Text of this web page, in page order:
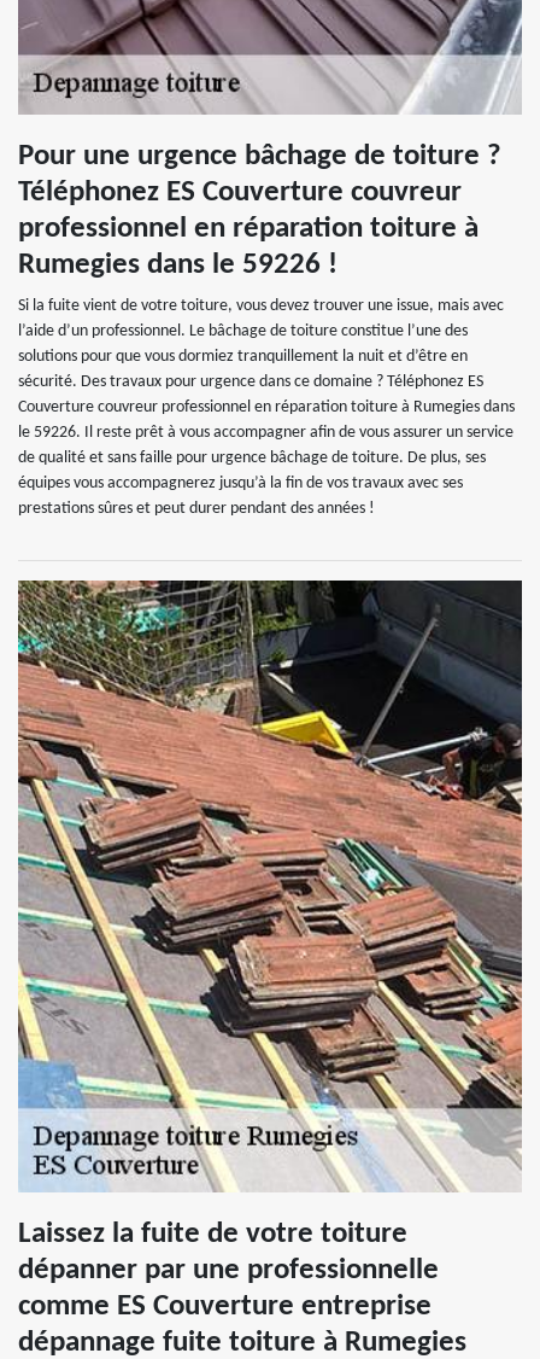
Pour une urgence bâchage de toiture ?
Téléphonez ES Couverture couvreur
professionnel en réparation toiture à
Rumegies dans le 59226 !
Si la fuite vient de votre toiture, vous devez trouver une issue, mais avec
l’aide d’un professionnel. Le bâchage de toiture constitue l’une des
solutions pour que vous dormiez tranquillement la nuit et d’être en
sécurité. Des travaux pour urgence dans ce domaine ? Téléphonez ES
Couverture couvreur professionnel en réparation toiture à Rumegies dans
le 59226. Il reste prêt à vous accompagner afin de vous assurer un service
de qualité et sans faille pour urgence bâchage de toiture. De plus, ses
équipes vous accompagnerez jusqu’à la fin de vos travaux avec ses
prestations sûres et peut durer pendant des années !
Laissez la fuite de votre toiture
dépanner par une professionnelle
comme ES Couverture entreprise
dépannage fuite toiture à Rumegies